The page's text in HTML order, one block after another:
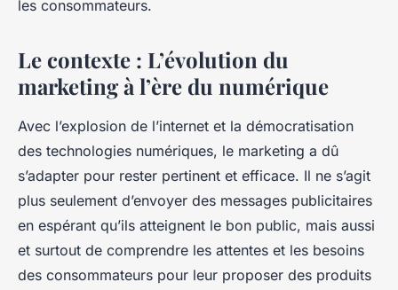
les consommateurs.
Le contexte : L’évolution du
marketing à l’ère du numérique
Avec l’explosion de l’internet et la démocratisation
des technologies numériques, le marketing a dû
s’adapter pour rester pertinent et efficace. Il ne s’agit
plus seulement d’envoyer des messages publicitaires
en espérant qu’ils atteignent le bon public, mais aussi
et surtout de comprendre les attentes et les besoins
des consommateurs pour leur proposer des produits